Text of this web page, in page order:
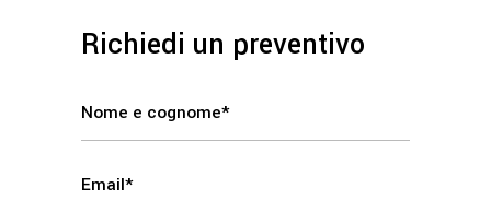
Richiedi un preventivo